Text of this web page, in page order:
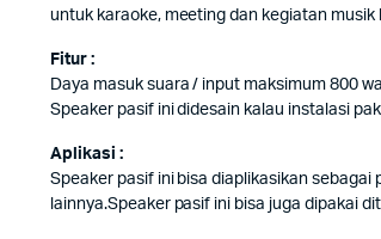
untuk karaoke, meeting dan kegiatan musik
Fitur :
Daya masuk suara / input maksimum 800
Speaker pasif ini didesain kalau instalasi
Aplikasi :
Speaker pasif ini bisa diaplikasikan
lainnya.Speaker pasif ini bisa juga dipakai